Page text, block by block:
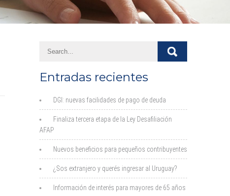
Entradas recientes
DGI: nuevas facilidades de pago de deuda
Finaliza tercera etapa de la Ley Desafiliación
AFAP
Nuevos beneficios para pequeños contribuyentes
¿Sos extranjero y querés ingresar al Uruguay?
Información de interés para mayores de 65 años